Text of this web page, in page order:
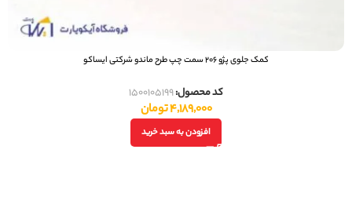
کمک جلوی پژو 206 سمت چپ طرح ماندو شرکتی ایساکو
کد محصول:1500105199
4,189,000تومان
افزودن به سبد خرید